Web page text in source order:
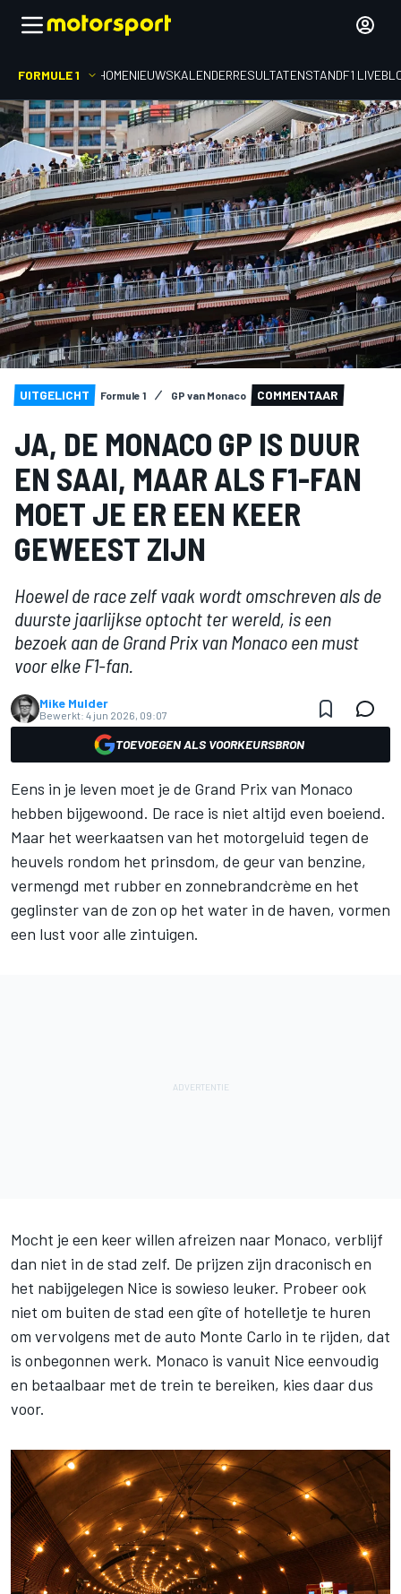
FORMULE 1 HOMENIEUWSKALENDERRESULTATENSTANDF1
UITGELICHT Formule 1 GP van Monaco COMMENTAAR
JA, DE MONACO GP IS DUUR
EN SAAI, MAAR ALS F1-FAN
MOET JE ER EEN KEER
GEWEEST ZIJN
Hoewel de race zelf vaak wordt omschreven als de
duurste jaarlijkse optocht ter wereld, is een
bezoek aan de Grand Prix van Monaco een must
voor elke F1-fan.
Mike Mulder
Bewerkt: 4 jun 2026, 09:07
TOEVOEGEN ALS VOORKEURSBRON
Eens in je leven moet je de Grand Prix van Monaco
hebben bijgewoond. De race is niet altijd even boeiend.
Maar het weerkaatsen van het motorgeluid tegen de
heuvels rondom het prinsdom, de geur van benzine,
vermengd met rubber en zonnebrandcrème en het
geglinster van de zon op het water in de haven, vormen
een lust voor alle zintuigen.
Mocht je een keer willen afreizen naar Monaco, verblijf
dan niet in de stad zelf. De prijzen zijn draconisch en
het nabijgelegen Nice is sowieso leuker. Probeer ook
niet om buiten de stad een gîte of hotelletje te huren
om vervolgens met de auto Monte Carlo in te rijden, dat
is onbegonnen werk. Monaco is vanuit Nice eenvoudig
en betaalbaar met de trein te bereiken, kies daar dus
voor.